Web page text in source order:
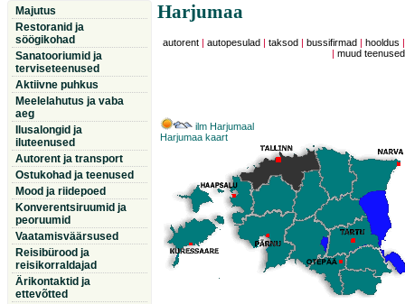
Majutus
Restoranid ja
söögikohad
Sanatooriumid ja
terviseteenused
Aktiivne puhkus
Meelelahutus ja vaba
aeg
Ilusalongid ja
iluteenused
Autorent ja transport
Ostukohad ja teenused
Mood ja riidepoed
Konverentsiruumid ja
peoruumid
Vaatamisväärsused
Reisibürood ja
reisikorraldajad
Ärikontaktid ja
ettevõtted
Harjumaa
autorent| autopesulad taksod bussifirmad hooldus
|muud teenused
ilm Harjumaal
Harjumaa kaart